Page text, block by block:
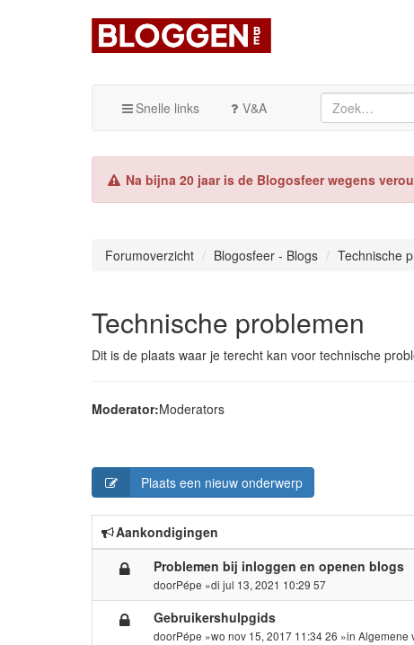
Snelle links V&A
Na bijna 20 jaar is de Blogosfeer wegens
Forumoverzicht Blogosfeer - Blogs Technische
Technische problemen
Dit is de plaats waar je terecht kan voor technische
Moderator:Moderators
Plaats een nieuw onderwerp
Aankondigingen
Problemen bij inloggen en openen blogs
doorPépe »di jul 13, 2021 10:29 57
Gebruikershulpgids
doorPépe »wo nov 15, 2017 11:34 26 »inAlgemene